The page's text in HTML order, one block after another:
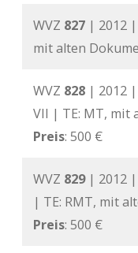
WVZ 827 | 2012 |
mit alten
WVZ 828 | 2012
VII | TE: MT, mit
Preis: 500 €
WVZ 829 | 2012 |
| TE: RMT, mit
Preis: 500 €